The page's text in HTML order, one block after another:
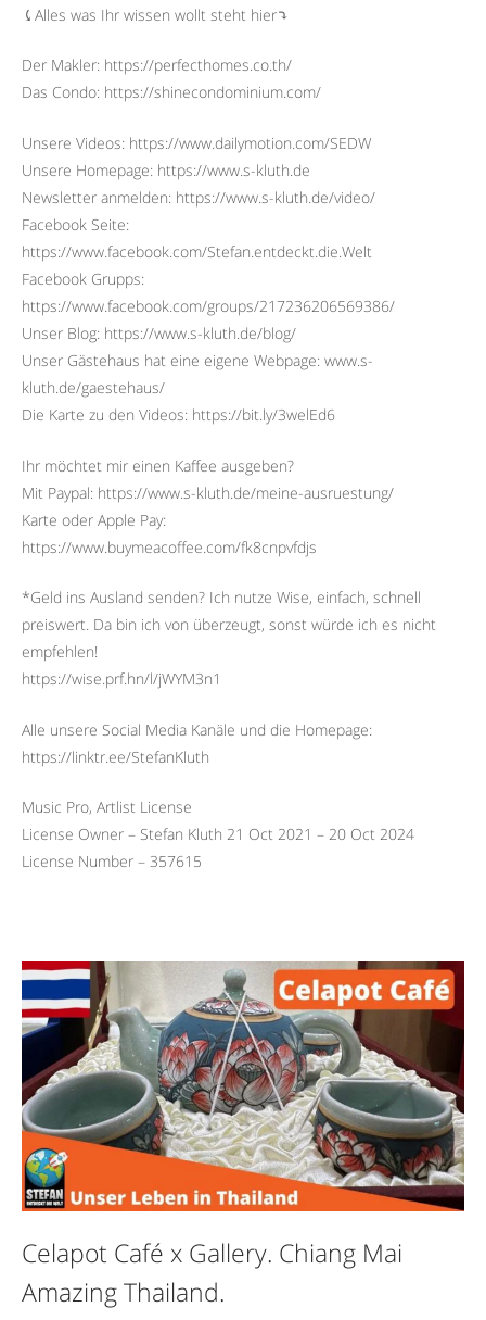
⤹Alles was Ihr wissen wollt steht hier⤵︎
Der Makler: https://perfecthomes.co.th/
Das Condo: https://shinecondominium.com/
Unsere Videos: https://www.dailymotion.com/SEDW
Unsere Homepage: https://www.s-kluth.de
Newsletter anmelden: https://www.s-kluth.de/video/
Facebook Seite:
https://www.facebook.com/Stefan.entdeckt.die.Welt
Facebook Grupps:
https://www.facebook.com/groups/217236206569386/
Unser Blog: https://www.s-kluth.de/blog/
Unser Gästehaus hat eine eigene Webpage: www.s-
kluth.de/gaestehaus/
Die Karte zu den Videos: https://bit.ly/3welEd6
Ihr möchtet mir einen Kaffee ausgeben?
Mit Paypal: https://www.s-kluth.de/meine-ausruestung/
Karte oder Apple Pay:
https://www.buymeacoffee.com/fk8cnpvfdjs
*Geld ins Ausland senden? Ich nutze Wise, einfach, schnell
preiswert. Da bin ich von überzeugt, sonst würde ich es nicht
empfehlen!
https://wise.prf.hn/l/jWYM3n1
Alle unsere Social Media Kanäle und die Homepage:
https://linktr.ee/StefanKluth
Music Pro, Artlist License
License Owner – Stefan Kluth 21 Oct 2021 – 20 Oct 2024
License Number – 357615
Celapot Café x Gallery. Chiang Mai
Amazing Thailand.